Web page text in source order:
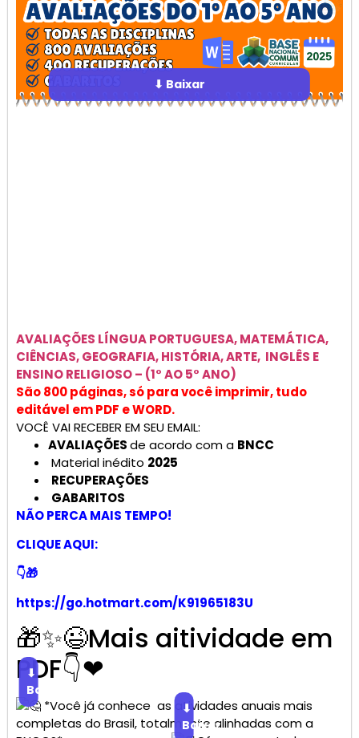
⬇ Baixar
AVALIAÇÕES LÍNGUA PORTUGUESA, MATEMÁTICA,
CIÊNCIAS, GEOGRAFIA, HISTÓRIA, ARTE, INGLÊS E
ENSINO RELIGIOSO – (1° AO 5° ANO)
São 800 páginas, só para você imprimir, tudo
editável em PDF e WORD.
VOCÊ VAI RECEBER EM SEU EMAIL:
AVALIAÇÕESde acordo com a BNCC
Material inédito 2025
RECUPERAÇÕES
GABARITOS
NÃO PERCA MAIS TEMPO!
CLIQUE AQUI:
👇🎁
https://go.hotmart.com/K91965183U
🎁✨😉Mais aitividade em
PDF👇❤
⬇
Baixar
*Você já conhece as atividades anuais mais
completas do Brasil, totalmente alinhadas com a
⬇
Baixar